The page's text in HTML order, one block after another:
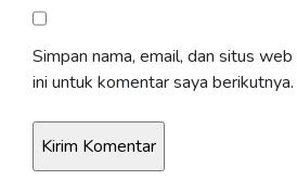
Simpan nama, email, dan situs
ini untuk komentar saya berikutnya.